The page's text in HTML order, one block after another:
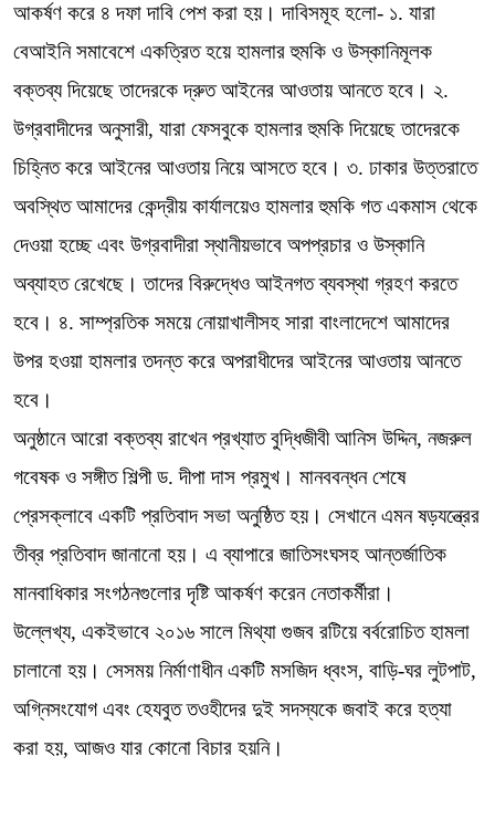
আকর্ষণ করে ৪ দফা দাবি পেশ করা হয়। দাবিসমূহ হলো- ১. যারা
বেআইনি সমাবেশে একত্রিত হয়ে হামলার হুমকি ও উস্কানিমূলক
বক্তব্য দিয়েছে তাদেরকে দ্রুত আইনের আওতায় আনতে হবে। ২.
উগ্রবাদীদের অনুসারী, যারা ফেসবুকে হামলার হুমকি দিয়েছে তাদেরকে
চিহ্নিত করে আইনের আওতায় নিয়ে আসতে হবে। ৩. ঢাকার উত্তরাতে
অবস্থিত আমাদের কেন্দ্রীয় কার্যালয়েও হামলার হুমকি গত একমাস থেকে
দেওয়া হচ্ছে এবং উগ্রবাদীরা স্থানীয়ভাবে অপপ্রচার ও উস্কানি
অব্যাহত রেখেছে। তাদের বিরুদ্ধেও আইনগত ব্যবস্থা গ্রহণ করতে
হবে। ৪. সাম্প্রতিক সময়ে নোয়াখালীসহ সারা বাংলাদেশে আমাদের
উপর হওয়া হামলার তদন্ত করে অপরাধীদের আইনের আওতায় আনতে
হবে।
অনুষ্ঠানে আরো বক্তব্য রাখেন প্রখ্যাত বুদ্ধিজীবী আনিস উদ্দিন, নজরুল
গবেষক ও সঙ্গীত শিল্পী ড. দীপা দাস প্রমুখ। মানববন্ধন শেষে
প্রেসক্লাবে একটি প্রতিবাদ সভা অনুষ্ঠিত হয়। সেখানে এমন ষড়যন্ত্রের
তীব্র প্রতিবাদ জানানো হয়। এ ব্যাপারে জাতিসংঘসহ আন্তর্জাতিক
মানবাধিকার সংগঠনগুলোর দৃষ্টি আকর্ষণ করেন নেতাকর্মীরা।
উল্লেখ্য, একইভাবে ২০১৬ সালে মিথ্যা গুজব রটিয়ে বর্বরোচিত হামলা
চালানো হয়। সেসময় নির্মাণাধীন একটি মসজিদ ধ্বংস, বাড়ি-ঘর লুটপাট,
অগ্নিসংযোগ এবং হেযবুত তওহীদের দুই সদস্যকে জবাই করে হত্যা
করা হয়, আজও যার কোনো বিচার হয়নি।